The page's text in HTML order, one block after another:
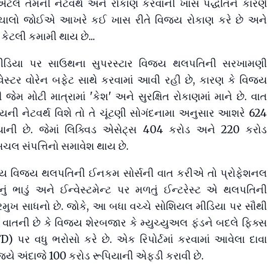
તેમની નેટવર્થ અને રોકાણ કરવાની ખાસ પદ્ધતિને કારણે
ચાલો જોઈએ આખરે કઈ ખાસ રીતે વિજય રોકાણ કરે છે અને
કમામી થાય છે...
પર સાઉથના સુપરસ્ટાર વિજય થલપતિની સરખામણી
વોરેન બફેટ સાથે કરવામાં આવી રહી છે, કારણ કે વિજય
મોટી માત્રામાં 'કેશ' અને સુરક્ષિત રોકાણમાં માને છે. વાત
નેટવર્થ વિશે તો તે ચૂંટણી સોગંદનામા અનુસાર આશરે 624
છે. જેમાં લિક્વિડ એસેટ્સ 404 કરોડ અને 220 કરોડ
સંપત્તિનો સમાવેશ થાય છે.
વિજય થલપતિની ઈનકમ સોર્સની વાત કરીએ તો પ્રોફેશનલ
ભાડું અને ઈન્વેસ્ટમેન્ટ પર મળતું ઈન્ટરેસ્ટ એ થલપતિની
સાધનો છે. જોકે, આ બધા વચ્ચે સોશિયલ મીડિયા પર સૌથી
વાતની છે કે વિજય શેરબજાર કે મ્યુચ્યુઅલ ફંડને બદલે ફિક્સ
પર વધુ ભરોસો કરે છે. એક રિપોર્ટમાં કરવામાં આવેલા દાવા
અંદાજે 100 કરોડ રૂપિયાની એફડી કરાવી છે.